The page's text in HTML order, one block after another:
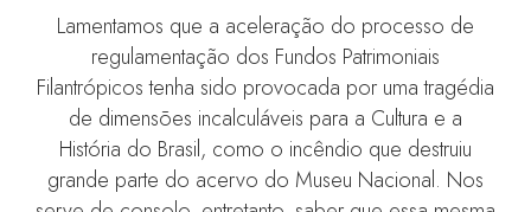
Lamentamos que a aceleração do processo de
regulamentação dos Fundos Patrimoniais
Filantrópicos tenha sido provocada por uma tragédia
de dimensões incalculáveis para a Cultura e a
História do Brasil, como o incêndio que destruiu
grande parte do acervo do Museu Nacional. Nos